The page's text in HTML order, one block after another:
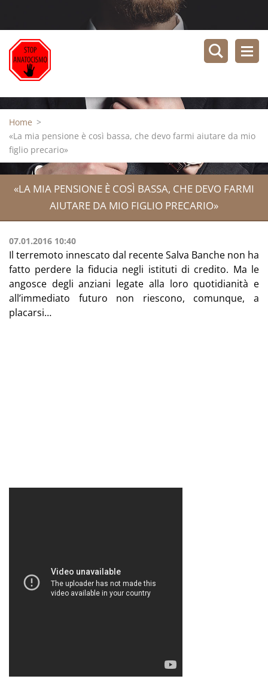
Home >
«La mia pensione è così bassa, che devo farmi aiutare da mio
figlio precario»
«LA MIA PENSIONE È COSÌ BASSA, CHE DEVO FARMI
AIUTARE DA MIO FIGLIO PRECARIO»
07.01.2016 10:40
Il terremoto innescato dal recente Salva Banche non ha
fatto perdere la fiducia negli istituti di credito. Ma le
angosce degli anziani legate alla loro quotidianità e
all’immediato futuro non riescono, comunque, a
placarsi…